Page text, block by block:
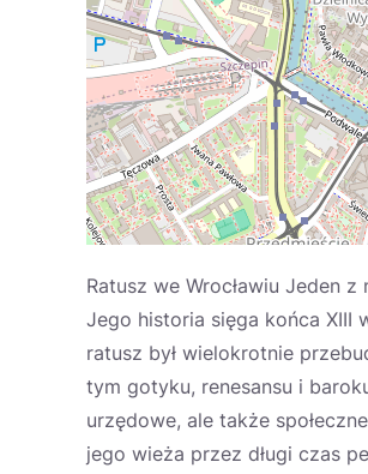
Ratusz we Wrocławiu Jeden
Jego historia sięga końca XIII
ratusz był wielokrotnie
tym gotyku, renesansu i
urzędowe, ale także
jego wieża przez długi czas